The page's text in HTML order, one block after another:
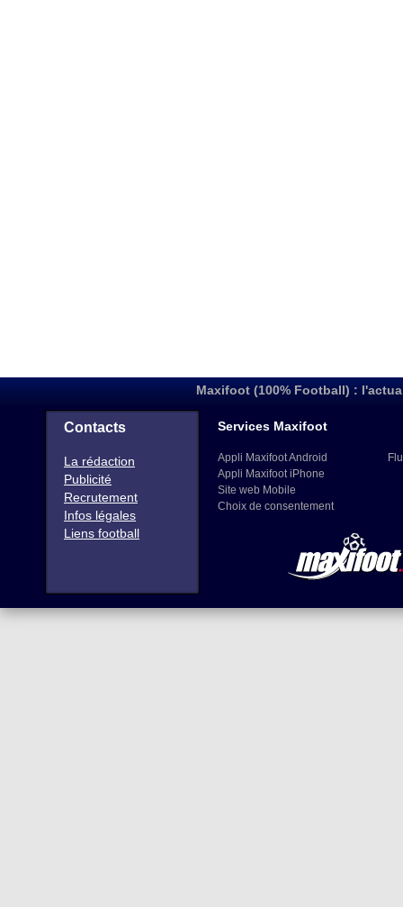
Maxifoot (100% Football) :
Contacts
La rédaction
Publicité
Recrutement
Infos légales
Liens football
Services Maxifoot
Appli Maxifoot Android
Appli Maxifoot iPhone
Site web Mobile
Choix de consentement